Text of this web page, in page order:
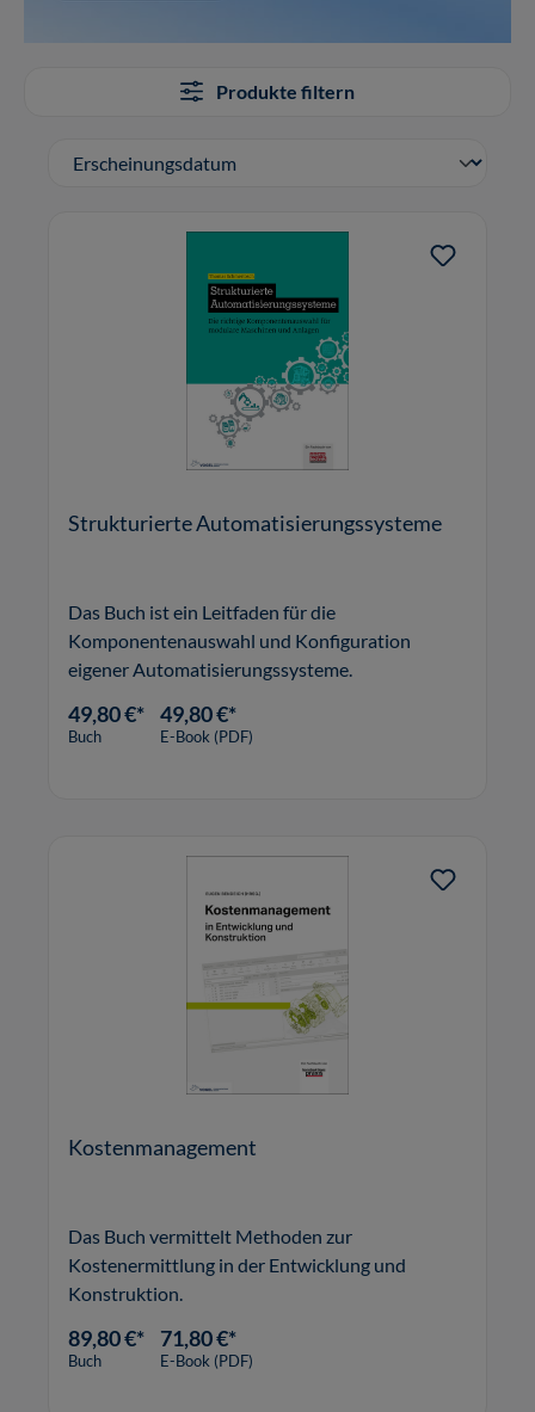
Produkte filtern
Strukturierte Automatisierungssysteme
Das Buch ist ein Leitfaden für die
Komponentenauswahl und Konfiguration
eigener Automatisierungssysteme.
49,80 €*
Buch
49,80 €*
E-Book (PDF)
Kostenmanagement
Das Buch vermittelt Methoden zur
Kostenermittlung in der Entwicklung und
Konstruktion.
89,80 €*
Buch
71,80 €*
E-Book (PDF)